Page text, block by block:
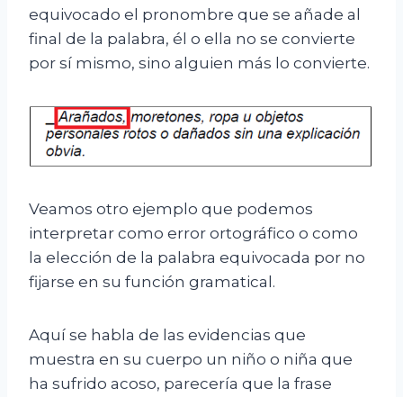
equivocado el pronombre que se añade al
final de la palabra, él o ella no se convierte
por sí mismo, sino alguien más lo convierte.
Veamos otro ejemplo que podemos
interpretar como error ortográfico o como
la elección de la palabra equivocada por no
fijarse en su función gramatical.
Aquí se habla de las evidencias que
muestra en su cuerpo un niño o niña que
ha sufrido acoso, parecería que la frase